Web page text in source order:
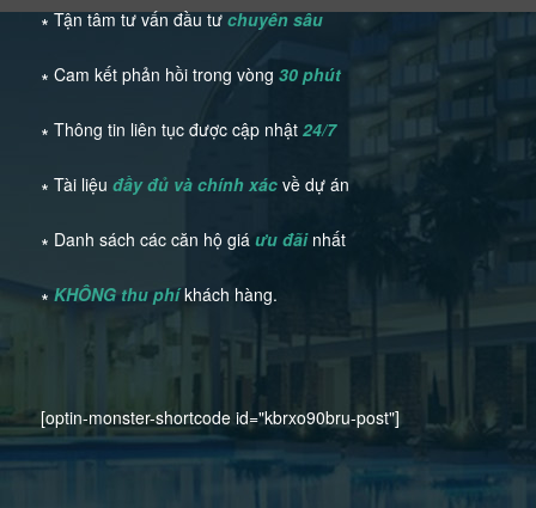
∗ Tận tâm tư vấn đầu tưchuyên sâu
∗ Cam kết phản hồi trong vòng 30 phút
∗ Thông tin liên tục được cập nhật 24/7
∗ Tài liệu đầy đủ và chính xácvề dự án
∗ Danh sách các căn hộ giá ưu đãinhất
∗ KHÔNG thu phíkhách hàng.
[optin-monster-shortcode id="kbrxo90bru-post"]